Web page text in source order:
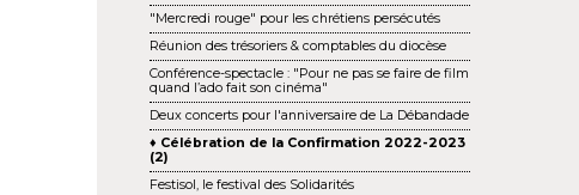
"Mercredi rouge" pour les chrétiens persécutés
Réunion des trésoriers & comptables du diocèse
Conférence-spectacle : "Pour ne pas se faire de film
quand l’ado fait son cinéma"
Deux concerts pour l'anniversaire de La Débandade
♦ Célébration de la Confirmation 2022-2023
(2)
Festisol, le festival des Solidarités